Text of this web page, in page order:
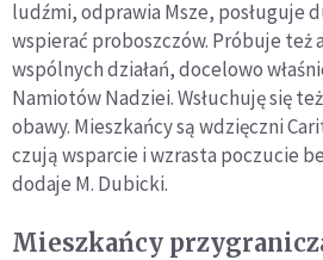
ludźmi, odprawia Msze, posługuje
wspierać proboszczów. Próbuje też
wspólnych działań, docelowo
Namiotów Nadziei. Wsłuchuję się
obawy. Mieszkańcy są wdzięczni
czują wsparcie i wzrasta poczucie
dodaje M. Dubicki.
Mieszkańcy